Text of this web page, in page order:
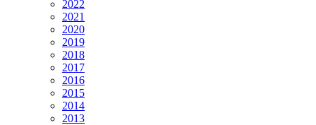
2022
2021
2020
2019
2018
2017
2016
2015
2014
2013